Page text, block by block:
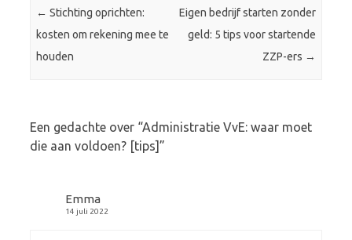
← Stichting oprichten:
kosten om rekening mee te
houden
Eigen bedrijf starten zonder
geld: 5 tips voor startende
ZZP-ers →
Een gedachte over “Administratie VvE: waar moet
die aan voldoen? [tips]”
Emma
14 juli 2022